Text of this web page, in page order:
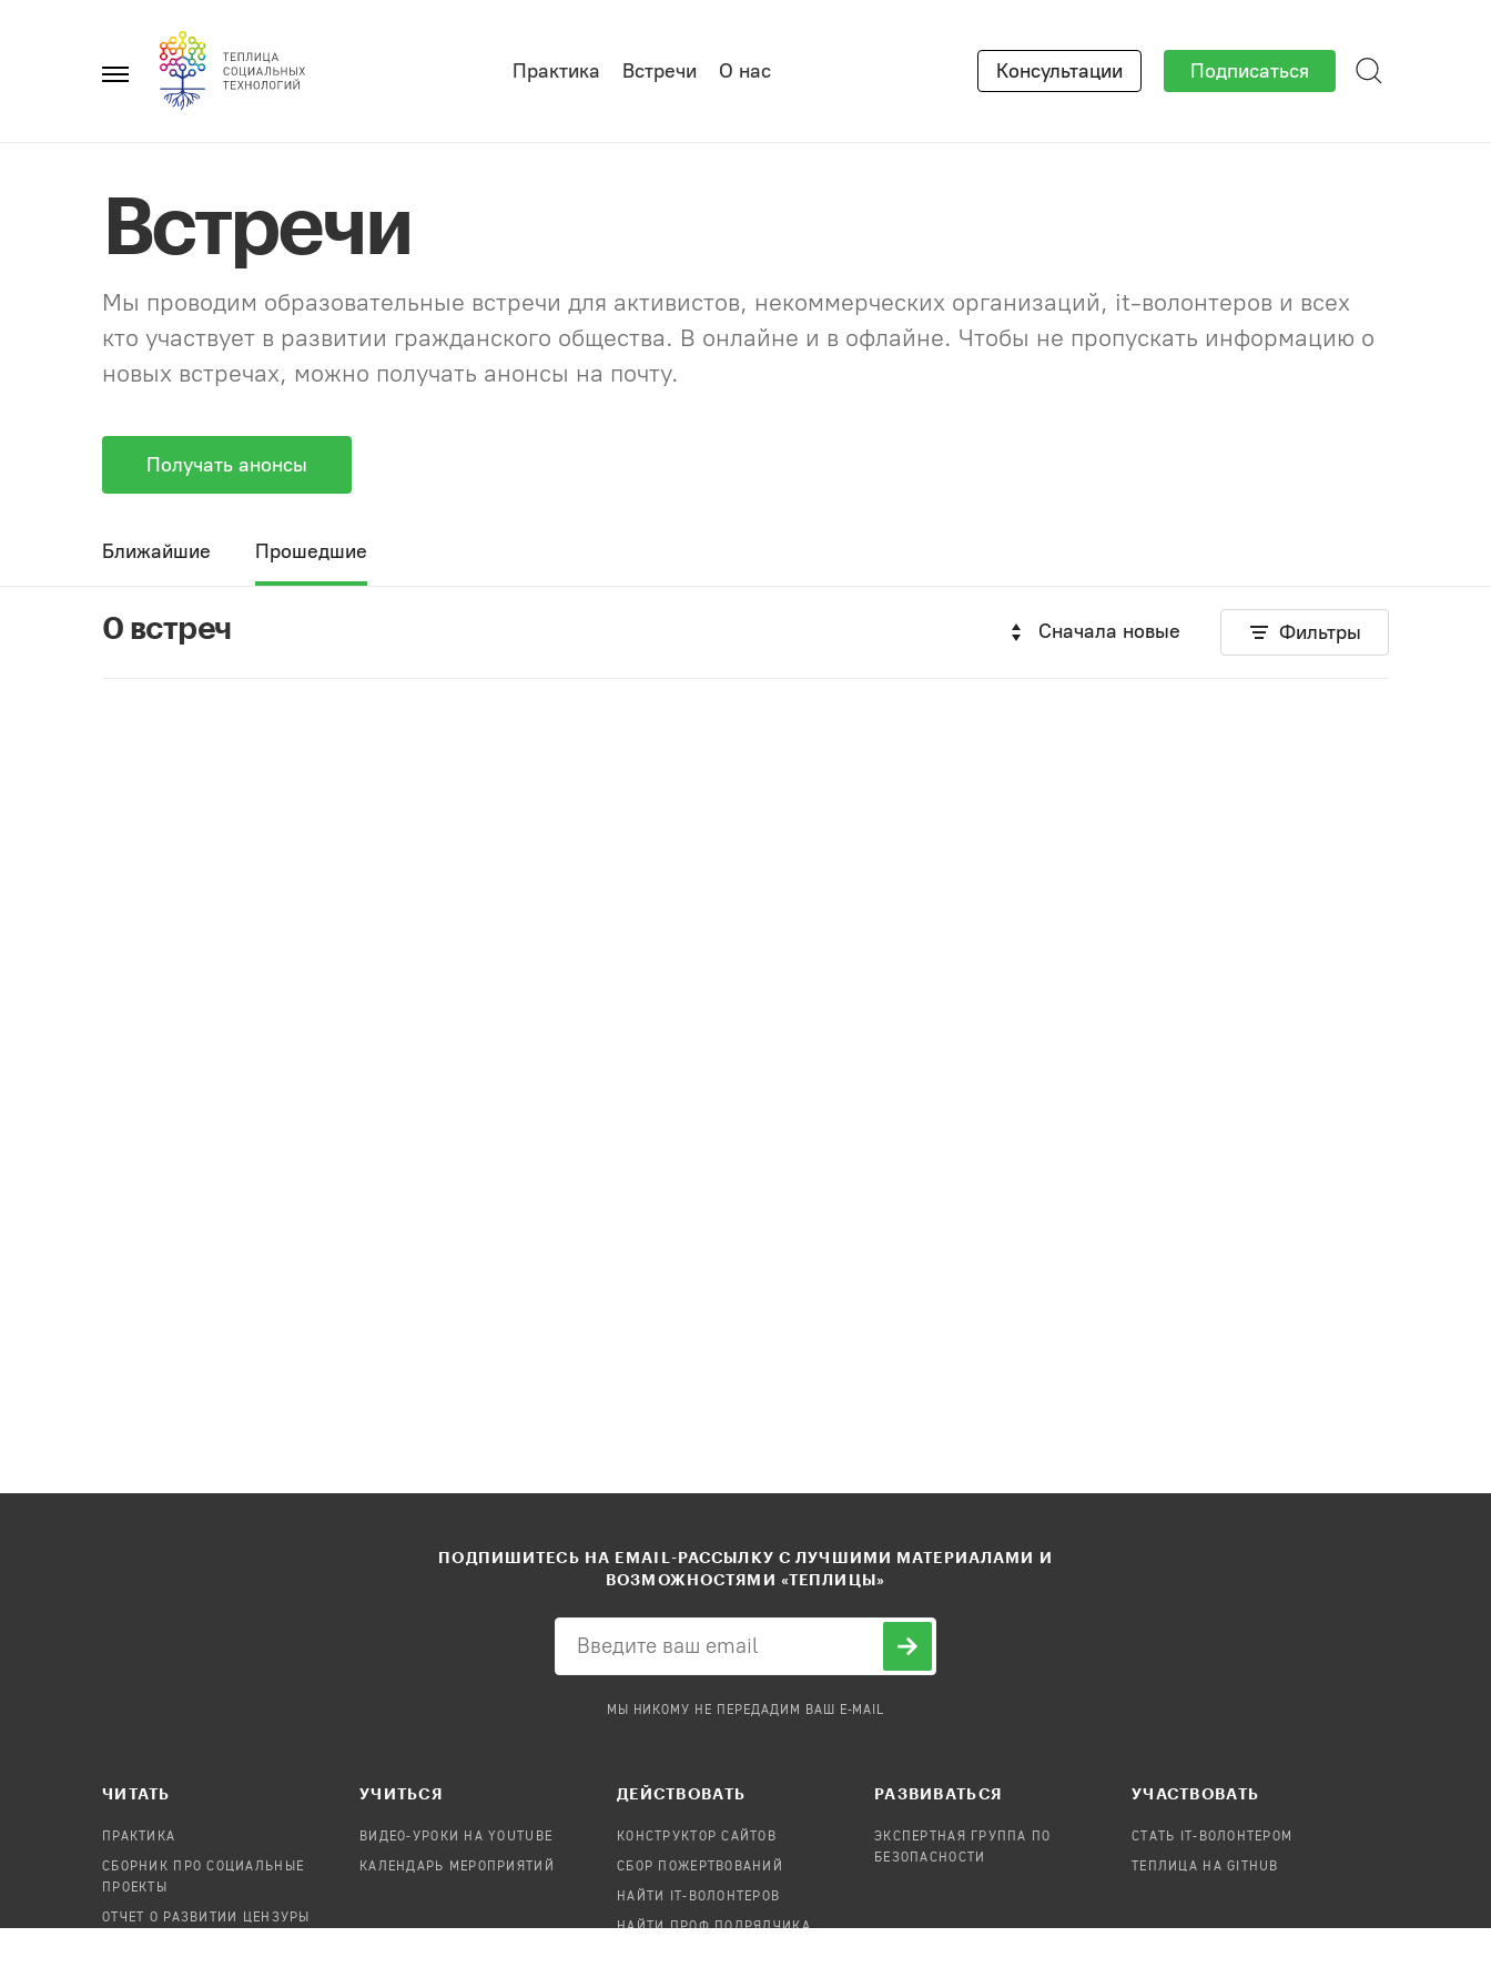
Главное
Практика Встречи О нас Консультации Подписаться
Встречи
Мы проводим образовательные встречи для активистов, некоммерческих организаций, it-волонтеров и всех
кто участвует в развитии гражданского общества. В онлайне и в офлайне. Чтобы не пропускать информацию о
новых встречах, можно получать анонсы на почту.
Получать анонсы
Ближайшие Прошедшие
0 встреч Сначала новые Фильтры
ПОДПИШИТЕСЬ НА EMAIL-РАССЫЛКУ С ЛУЧШИМИ МАТЕРИАЛАМИ И
ВОЗМОЖНОСТЯМИ «ТЕПЛИЦЫ»
МЫ НИКОМУ НЕ ПЕРЕДАДИМ ВАШ E-MAIL
ЧИТАТЬ
ПРАКТИКА
СБОРНИК ПРО СОЦИАЛЬНЫЕ
ПРОЕКТЫ
ОТЧЕТ О РАЗВИТИИ ЦЕНЗУРЫ
УЧИТЬСЯ
ВИДЕО-УРОКИ НА YOUTUBE
КАЛЕНДАРЬ МЕРОПРИЯТИЙ
ДЕЙСТВОВАТЬ
КОНСТРУКТОР САЙТОВ
СБОР ПОЖЕРТВОВАНИЙ
НАЙТИ IT-ВОЛОНТЕРОВ
НАЙТИ ПРОФ.ПОДРЯДЧИКА
РАЗВИВАТЬСЯ
ЭКСПЕРТНАЯ ГРУППА ПО
БЕЗОПАСНОСТИ
УЧАСТВОВАТЬ
СТАТЬ IT-ВОЛОНТЕРОМ
ТЕПЛИЦА НА GITHUB